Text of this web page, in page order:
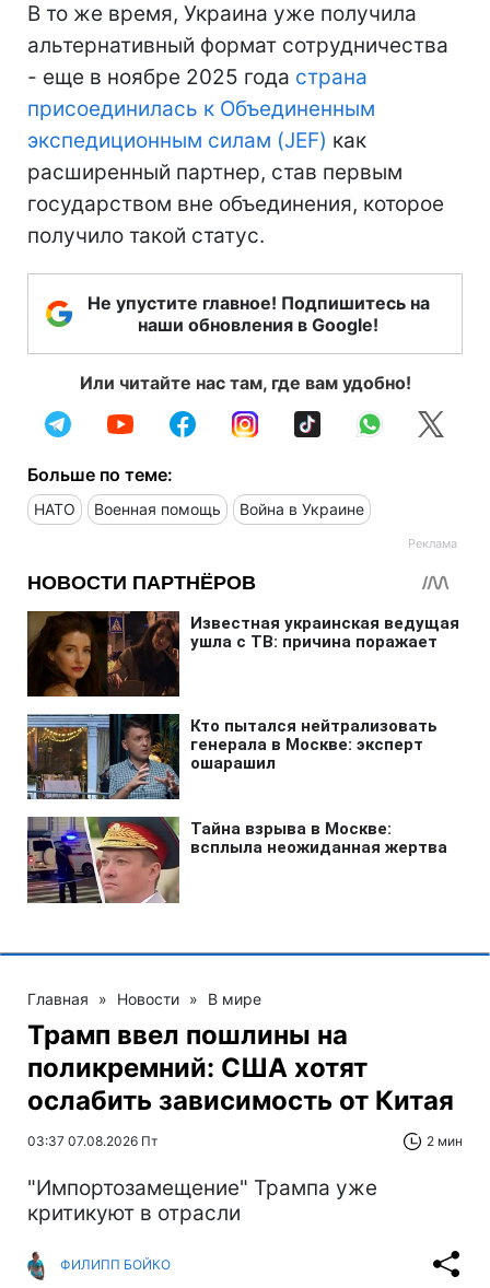
В то же время, Украина уже получила
альтернативный формат сотрудничества
- еще в ноябре 2025 года страна
присоединилась к Объединенным
экспедиционным силам (JEF) как
расширенный партнер, став первым
государством вне объединения, которое
получило такой статус.
Не упустите главное! Подпишитесь на
наши обновления в Google!
Или читайте нас там, где вам удобно!
Больше по теме:
НАТО Военная помощь Война в Украине
Главная » Новости » В мире
Трамп ввел пошлины на
поликремний: США хотят
ослабить зависимость от Китая
03:37 07.08.2026 Пт 2 мин
"Импортозамещение" Трампа уже
критикуют в отрасли
ФИЛИПП БОЙКО